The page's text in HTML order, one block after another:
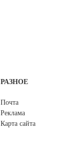
РАЗНОЕ
Почта
Реклама
Карта сайта